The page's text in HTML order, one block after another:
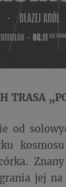
od
jej na